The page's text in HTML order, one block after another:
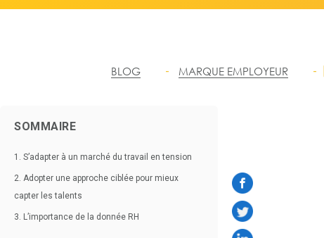
BLOG MARQUE EMPLOYEUR
SOMMAIRE
1. S’adapter à un marché du travail en tension
2. Adopter une approche ciblée pour mieux
capter les talents
3. L’importance de la donnée RH